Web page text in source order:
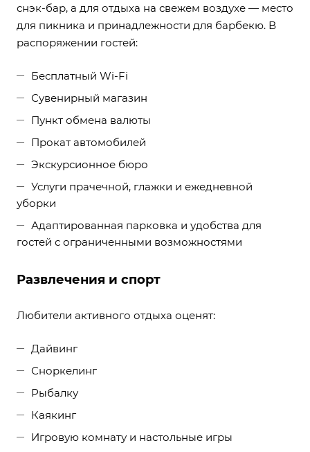
снэк-бар, а для отдыха на свежем воздухе — место
для пикника и принадлежности для барбекю. В
распоряжении гостей:
Бесплатный Wi-Fi
Сувенирный магазин
Пункт обмена валюты
Прокат автомобилей
Экскурсионное бюро
Услуги прачечной, глажки и ежедневной
уборки
Адаптированная парковка и удобства для
гостей с ограниченными возможностями
Развлечения и спорт
Любители активного отдыха оценят:
Дайвинг
Сноркелинг
Рыбалку
Каякинг
Игровую комнату и настольные игры